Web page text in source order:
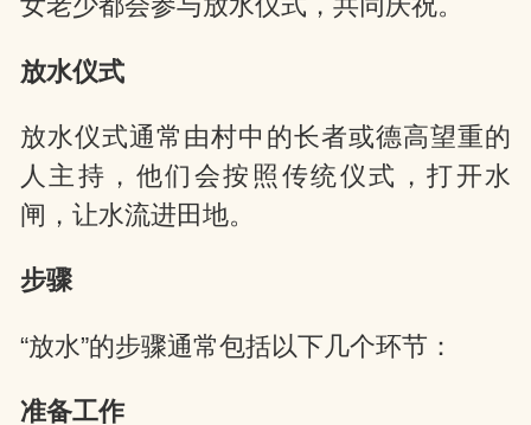
放水仪式
放水仪式通常由村中的长者或德高望重的
人主持，他们会按照传统仪式，打开水
闸，让水流进田地。
步骤
“放水”的步骤通常包括以下几个环节：
准备工作